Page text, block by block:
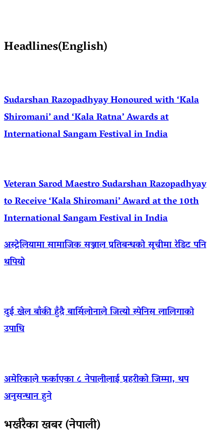
Headlines(English)
Sudarshan Razopadhyay Honoured with ‘Kala
Shiromani’ and ‘Kala Ratna’ Awards at
International Sangam Festival in India
Veteran Sarod Maestro Sudarshan Razopadhyay
to Receive ‘Kala Shiromani’ Award at the 10th
International Sangam Festival in India
अस्ट्रेलियामा सामाजिक सञ्जाल प्रतिबन्धको सूचीमा रेडिट पनि
थपियो
दुई खेल बाँकी हुँदै बार्सिलोनाले जित्यो स्पेनिस लालिगाको
उपाधि
अमेरिकाले फर्काएका ८ नेपालीलाई प्रहरीको जिम्मा, थप
अनुसन्धान हुने
भर्खरैका खबर (नेपाली)